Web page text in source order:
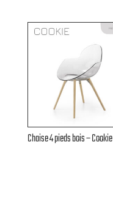
Chaise 4 pieds bois – Cookie